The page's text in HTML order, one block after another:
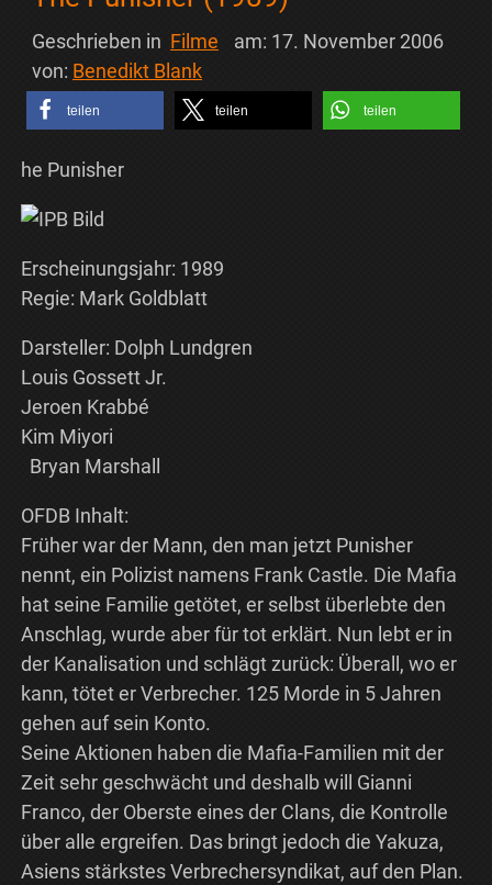
Geschrieben in Filme am: 17. November 2006
von: Benedikt Blank
teilen teilen teilen
he Punisher
Erscheinungsjahr: 1989
Regie: Mark Goldblatt
Darsteller: Dolph Lundgren
Louis Gossett Jr.
Jeroen Krabbé
Kim Miyori
Bryan Marshall
OFDB Inhalt:
Früher war der Mann, den man jetzt Punisher
nennt, ein Polizist namens Frank Castle. Die Mafia
hat seine Familie getötet, er selbst überlebte den
Anschlag, wurde aber für tot erklärt. Nun lebt er in
der Kanalisation und schlägt zurück: Überall, wo er
kann, tötet er Verbrecher. 125 Morde in 5 Jahren
gehen auf sein Konto.
Seine Aktionen haben die Mafia-Familien mit der
Zeit sehr geschwächt und deshalb will Gianni
Franco, der Oberste eines der Clans, die Kontrolle
über alle ergreifen. Das bringt jedoch die Yakuza,
Asiens stärkstes Verbrechersyndikat, auf den Plan.